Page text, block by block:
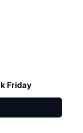
Friday